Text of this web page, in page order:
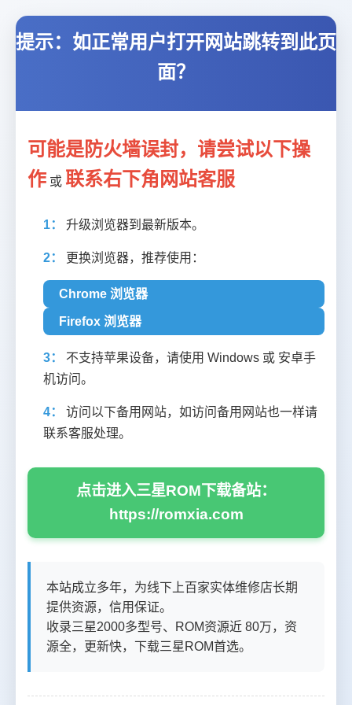
提示：如正常用户打开网站跳转到此页
面？
可能是防火墙误封，请尝试以下操
作 或 联系右下角网站客服
1： 升级浏览器到最新版本。
2： 更换浏览器，推荐使用：
Chrome 浏览器
Firefox 浏览器
3：
不支持苹果设备，请使用 Windows 或 安卓手
机访问。
4：
访问以下备用网站，如访问备用网站也一样请
联系客服处理。
点击进入三星ROM下载备站：
https://romxia.com
本站成立多年，为线下上百家实体维修店长期
提供资源，信用保证。
收录三星2000多型号、ROM资源近 80万，资
源全，更新快，下载三星ROM首选。